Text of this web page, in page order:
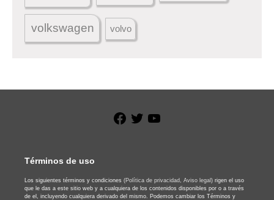
volkswagen volvo
Facebook
Twitter
Términos de uso
Los siguientes términos y condiciones (Política de privacidad, Aviso legal) rigen el uso
que le das a este sitio web y a cualquiera de los contenidos disponibles por o a través
de el, incluyendo cualquiera derivado del mismo. Podemos cambiar los Términos y